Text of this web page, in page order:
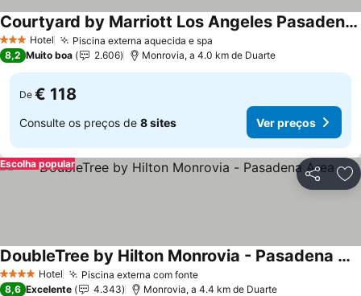
3 EstrelasHotel Piscina externa aquecida e spa
Courtyard by Marriott Los Angeles Pasadena/Monrovia
Ver preços
8,2 Muito boa 2.606 Monrovia, a 4.0 km de Duarte
De € 118
Consulte os preços de 8 sites Ver preços
Partilhar
Escolha popular
4 EstrelasHotel Piscina externa com fonteVer preços
DoubleTree by Hilton Monrovia - Pasadena Area
Ver preços
8,6 Excelente 4.343 Monrovia, a 4.4 km de Duarte